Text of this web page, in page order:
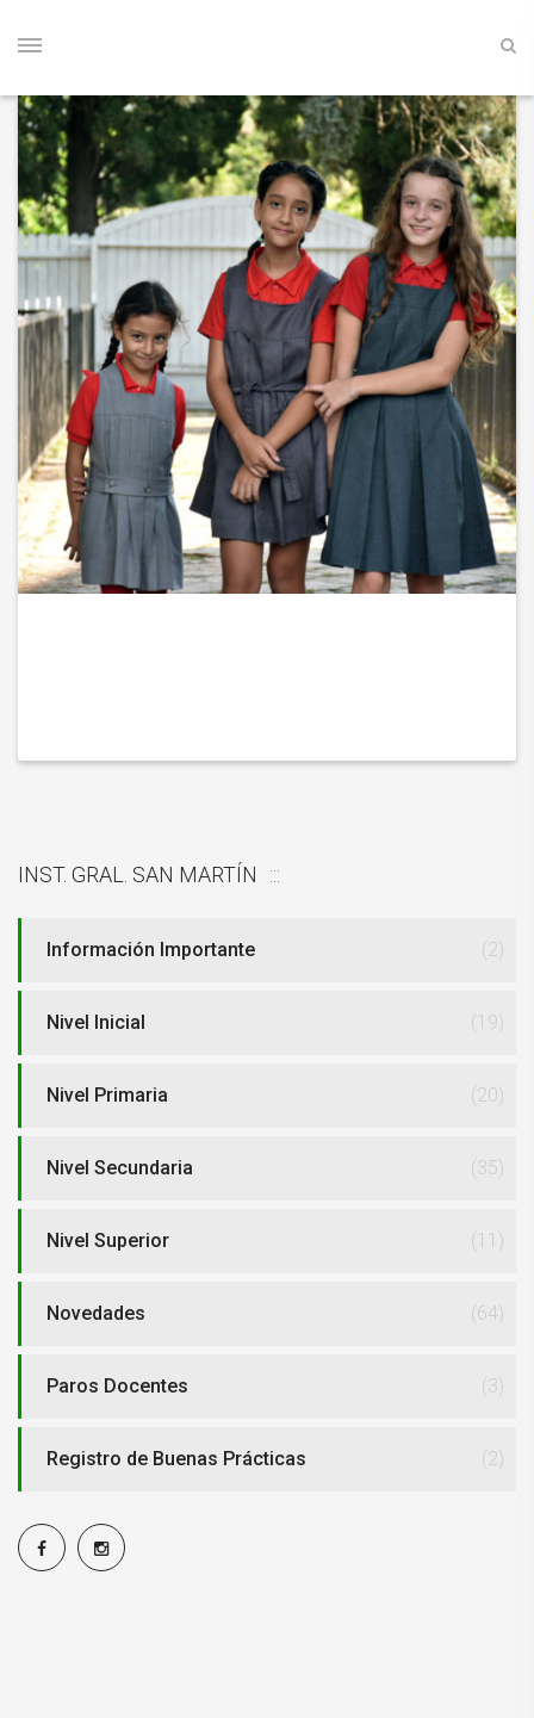
INST. GRAL. SAN MARTÍN
Información Importante (2)
Nivel Inicial (19)
Nivel Primaria (20)
Nivel Secundaria (35)
Nivel Superior (11)
Novedades (64)
Paros Docentes (3)
Registro de Buenas Prácticas (2)